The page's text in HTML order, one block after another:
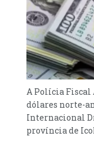
A Polícia Fiscal
dólares norte-
Internacional
província de